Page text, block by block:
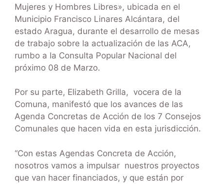
Mujeres y Hombres Libres», ubicada en el
Municipio Francisco Linares Alcántara, del
estado Aragua, durante el desarrollo de mesas
de trabajo sobre la actualización de las ACA,
rumbo a la Consulta Popular Nacional del
próximo 08 de Marzo.
Por su parte, Elizabeth Grilla, vocera de la
Comuna, manifestó que los avances de las
Agenda Concretas de Acción de los 7 Consejos
Comunales que hacen vida en esta jurisdicción.
“Con estas Agendas Concreta de Acción,
nosotros vamos a impulsar nuestros proyectos
que van hacer financiados, y que están por